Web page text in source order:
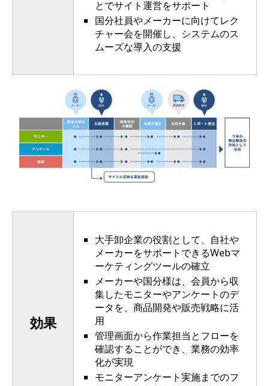
とでサイト運営をサポート
国分社員やメーカーに向けてレク
チャー会を開催し、システムのス
ムーズな導入の支援
効果
大手卸企業の役割として、自社や
メーカーをサポートできるWebマ
ーケティングツールの確立
メーカーや国分様は、会員から収
集したモニターやアンケートのデ
ータを、商品開発や販売戦略に活
用
管理画面から作業担当とフローを
確認することができ、業務の効率
化が実現
モニターアンケート実施までのフ